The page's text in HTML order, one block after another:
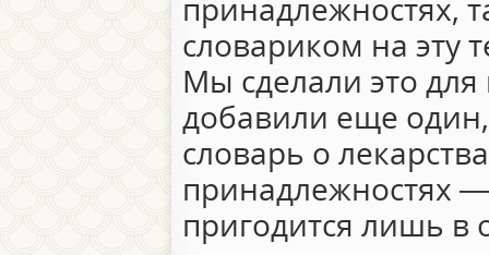
принадлежностях,
словариком на эту
Мы сделали это для
добавили еще
словарь о
принадлежностях
пригодится лишь в